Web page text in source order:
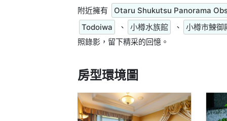
附近擁有
Otaru Shukutsu Panorama
Todoiwa
、 小樽水族館 、
小樽市鰊御
照錄影，留下精采的回憶。
房型環境圖